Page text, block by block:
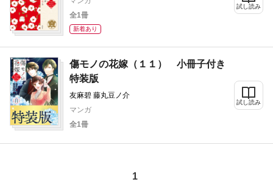
全1冊
新着あり
試し読み
傷モノの花嫁（１１） 小冊子付き
特装版
友麻碧 藤丸豆ノ介
マンガ
全1冊
試し読み
1